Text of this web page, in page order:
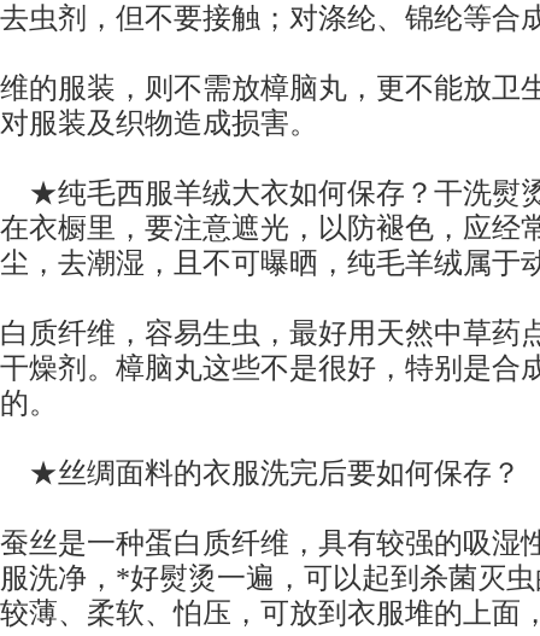
去虫剂，但不要接触；对涤纶、锦纶等合
维的服装 ，则不需放樟脑丸，更不能放卫
对服装及织物造成损害。
★纯毛西服羊绒大衣如何保存？干洗熨
在衣橱里， 要注意遮光，以防褪色，应经
尘，去潮湿，且不可曝晒，纯毛羊绒属于
白质纤维，容易生虫，最好用天然中草药
干燥剂。樟脑丸这些不是很好，特别是合
的。
★丝绸面料的衣服洗完后要如何保存？
蚕丝是一种蛋白质纤维，具有较强的吸湿
服洗净，*好熨烫一遍，可以起到杀菌灭
较薄、柔软、怕压，可放到衣服堆的上面